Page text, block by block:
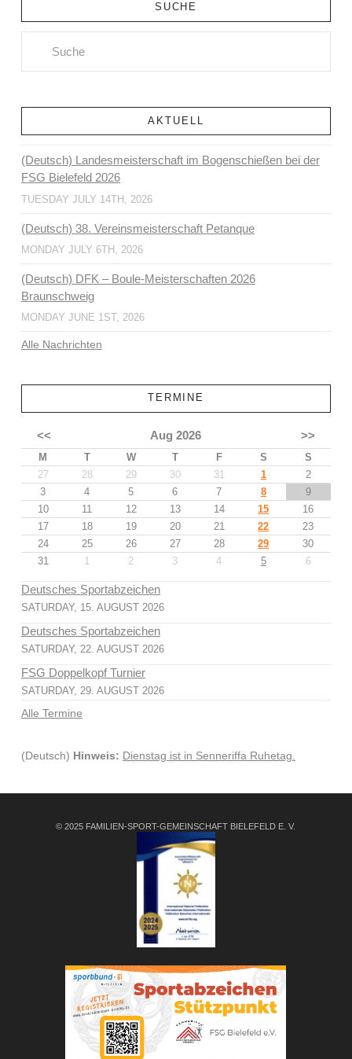
SUCHE
AKTUELL
(Deutsch) Landesmeisterschaft im Bogenschießen bei der
FSG Bielefeld 2026
TUESDAY JULY 14TH, 2026
(Deutsch) 38. Vereinsmeisterschaft Petanque
MONDAY JULY 6TH, 2026
(Deutsch) DFK – Boule-Meisterschaften 2026
Braunschweig
MONDAY JUNE 1ST, 2026
Alle Nachrichten
TERMINE
<< Aug 2026 >>
M T W T F S
S
27
28 29 30 31 1
2
3
4 5 6 7 8
9
10
11 12 13 14 15
16
17
18 19 20 21 22
23
24
25 26 27 28 29
30
31
1 2 3 4 5 6
Deutsches Sportabzeichen
SATURDAY, 15. AUGUST 2026
Deutsches Sportabzeichen
SATURDAY, 22. AUGUST 2026
FSG Doppelkopf Turnier
SATURDAY, 29. AUGUST 2026
Alle Termine
(Deutsch) Hinweis: Dienstag ist in Senneriffa Ruhetag.
© 2025 FAMILIEN-SPORT-GEMEINSCHAFT BIELEFELD E. V.